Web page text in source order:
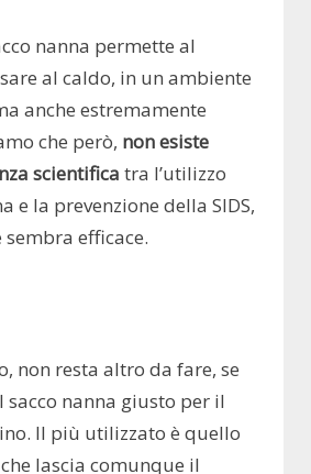
nanna permette al
al caldo, in un ambiente
anche estremamente
che però, non esiste
scientifica tra l’utilizzo
e la prevenzione della SIDS,
efficace.
non resta altro da fare, se
sacco nanna giusto per il
Il più utilizzato è quello
lascia comunque il